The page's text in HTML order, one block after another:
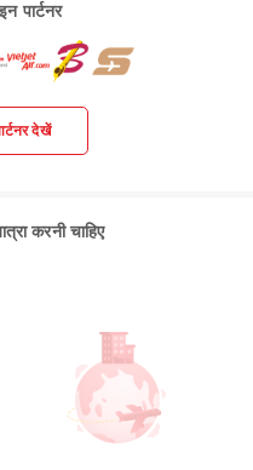
पार्टनर
देखें
करनी चाहिए